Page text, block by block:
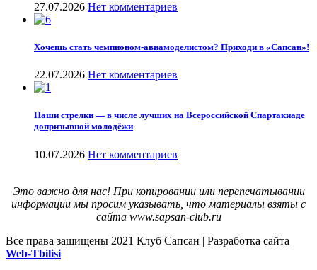
27.07.2026 Нет комментариев
Хочешь стать чемпионом-авиамоделистом? Приходи в «Сапсан»!
22.07.2026 Нет комментариев
Наши стрелки — в числе лучших на Всероссийской Спартакиаде
допризывной молодёжи
10.07.2026 Нет комментариев
Это важно для нас! При копировании или перепечатывании
информации мы просим указывать, что материалы взяты с
сайта www.sapsan-club.ru
Все права защищены 2021 Клуб Сапсан | Разработка сайта
Web-Tbilisi